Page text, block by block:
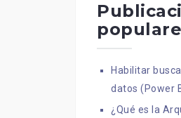
Habilitar
datos (Power
¿Qué es la